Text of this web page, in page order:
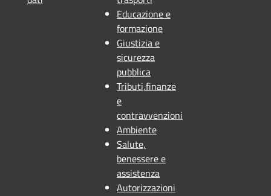
Educazione e
formazione
Giustizia e
sicurezza
pubblica
Tributi,finanze
e
contravvenzioni
Ambiente
Salute,
benessere e
assistenza
Autorizzazioni